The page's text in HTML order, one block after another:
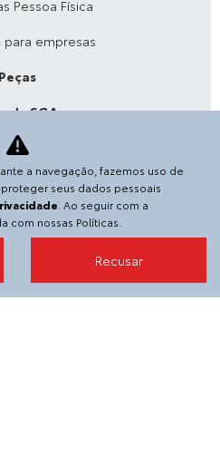
Pessoa Física
para empresas
Peças
da SGA
sua revisão
Toyota
Sobre
a navegação, fazemos uso de
seus dados pessoais
. Ao seguir com a
com nossas Políticas.
Recusar